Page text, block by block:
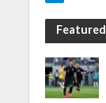
Featured